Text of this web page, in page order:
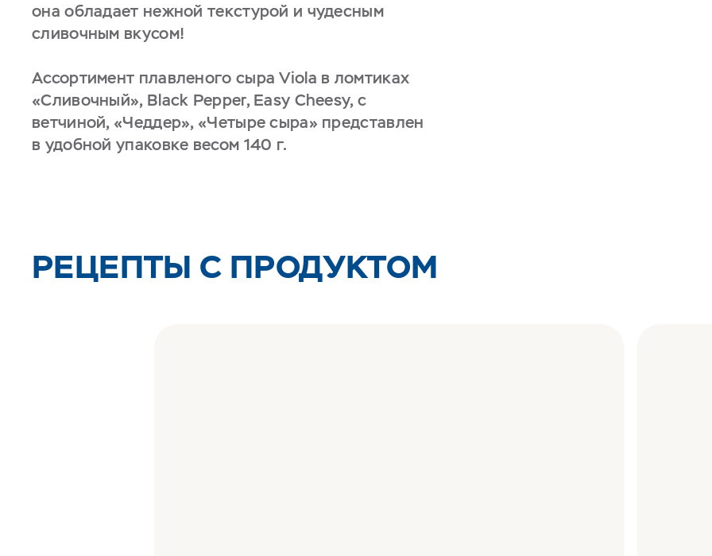
она обладает нежной текстурой и чудесным
сливочным вкусом!
Ассортимент плавленого сыра Viola в ломтиках
«Сливочный», Black Pepper, Easy Cheesy, с
ветчиной, «Чеддер», «Четыре сыра» представлен
в удобной упаковке весом 140 г.
РЕЦЕПТЫ С ПРОДУКТОМ